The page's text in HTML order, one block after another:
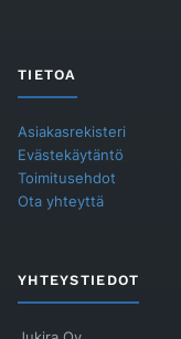
TIETOA
Asiakasrekisteri
Evästekäytäntö
Toimitusehdot
Ota yhteyttä
YHTEYSTIEDOT